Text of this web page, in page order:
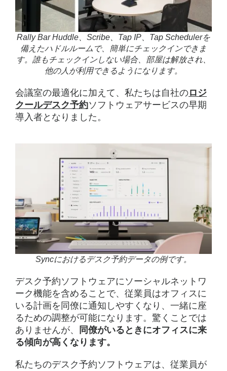
Rally Bar Huddle、Scribe、Tap IP、Tap Schedulerを
備えたハドルルームで、簡単にチェックインできま
す。誰もチェックインしない場合、部屋は解放され、
他の人が利用できるようになります。
会議室の最適化に加えて、私たちは自社のロジ
クールデスク予約ソフトウェアサービスの早期
導入者となりました。
Syncにおけるデスク予約データの例です。
デスク予約ソフトウェアにソーシャルネットワ
ーク機能を含めることで、従業員はオフィスに
いる計画を同僚に通知しやすくなり、一緒に座
るための調整が可能になります。驚くことでは
ありませんが、
同僚がいるときにオフィスに来
る傾向が高くなります。
私たちのデスク予約ソフトウェアは、従業員が